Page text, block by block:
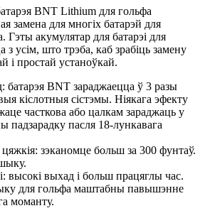
BNT Lithium для гольфа
замена для многіх батарэй для
Гэты акумулятар для батарэі для
з усім, што трэба, каб зрабіць замену
і простай устаноўкай.
батарэя BNT зараджаецца ў 3 разы
кіслотныя сістэмы. Ніякага эфекту
часткова або цалкам зараджаць у
падзарадку пасля 18-лункавага
зэканомце больш за 300 фунтаў.
высокі выхад і больш працяглы час.
для гольфа маштабны павышэнне
моманту.